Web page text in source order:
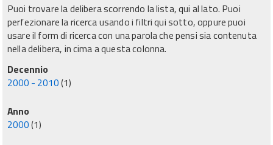
Puoi trovare la delibera scorrendo la lista, qui al lato. Puoi
perfezionare la ricerca usando i filtri qui sotto, oppure puoi
usare il form di ricerca con una parola che pensi sia contenuta
nella delibera, in cima a questa colonna.
Decennio
2000 - 2010(1)
Anno
2000(1)